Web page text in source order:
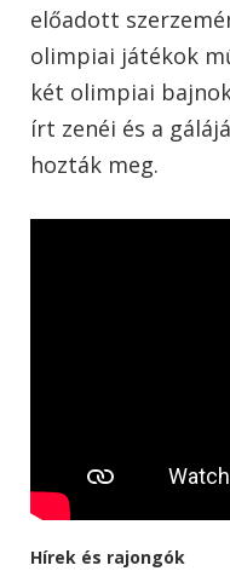
előadott
olimpiai játékok
két olimpiai
írt zenéi és a
hozták meg.
Hírek és rajongók